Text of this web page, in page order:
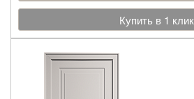
Купить в 1 клик